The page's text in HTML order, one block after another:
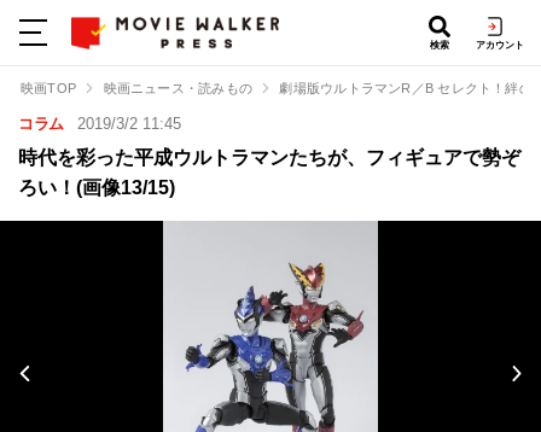
検索 アカウント
映画TOP 映画ニュース・読みもの 劇場版ウルトラマンR／B セレクト！絆の
コラム 2019/3/2 11:45
時代を彩った平成ウルトラマンたちが、フィギュアで勢ぞ
ろい！(画像13/15)